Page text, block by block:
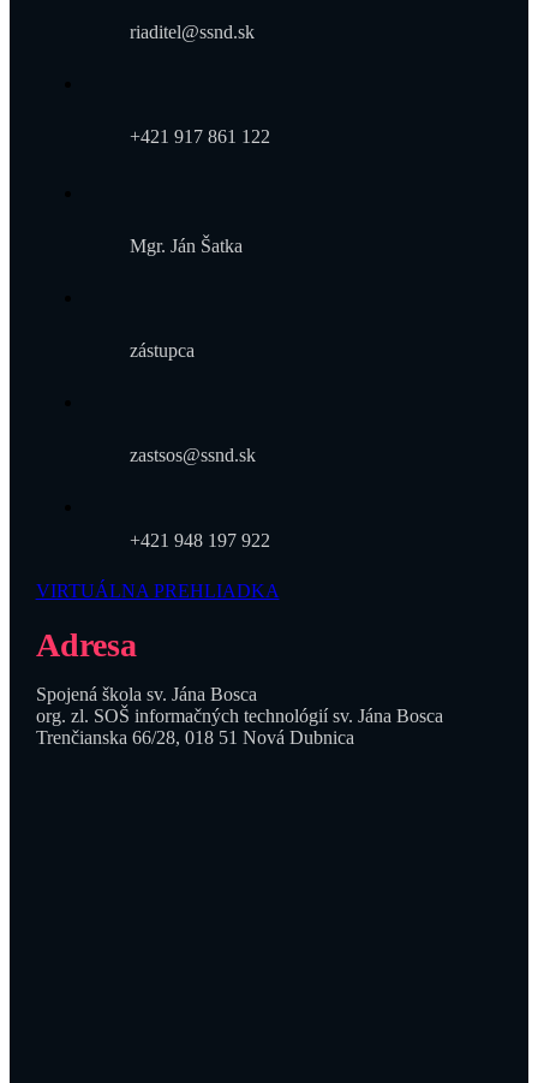
riaditel@ssnd.sk
+421 917 861 122
Mgr. Ján Šatka
zástupca
zastsos@ssnd.sk
+421 948 197 922
VIRTUÁLNA PREHLIADKA
Adresa
Spojená škola sv. Jána Bosca
org. zl. SOŠ informačných technológií sv. Jána Bosca
Trenčianska 66/28, 018 51 Nová Dubnica